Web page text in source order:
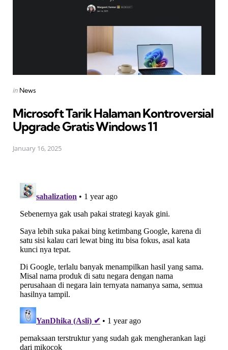
Posted
in News
Microsoft Tarik Halaman Kontroversial
Upgrade Gratis Windows 11
January 16, 2025